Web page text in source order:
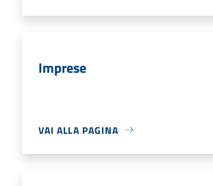
Imprese
VAI ALLA PAGINA